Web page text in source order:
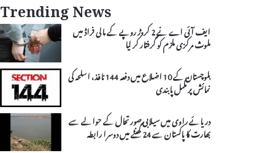
Trending News
ایف آئی اے نے 2 کروڑ روپے کے مالی فراڈ میں
ملوث مرکزی ملزم کو گرفتار کر لیا
بلوچستان کے 10 اضلاع میں دفعہ 144 نافذ، اسلحہ کی
نمائش پر مکمل پابندی
دریائے راوی میں سیلابی صورتحال کے حوالے سے
بھارت کا پاکستان سے 24 گھنٹے میں دوسرا رابطہ